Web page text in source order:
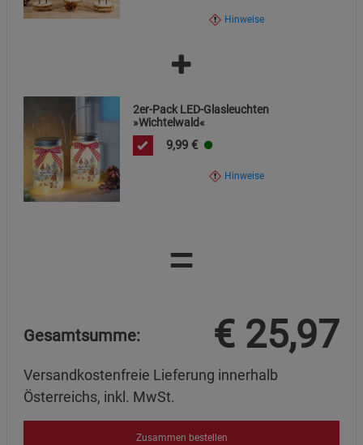
Hinweise
2er-Pack LED-Glasleuchten
»Wichtelwald«
9,99 €
Hinweise
=
Gesamtsumme: € 25,97
Versandkostenfreie Lieferung innerhalb
Österreichs, inkl. MwSt.
Zusammen bestellen
Marketing Cookies (3)
Cookie-Informationen
Datenschutzerklärung